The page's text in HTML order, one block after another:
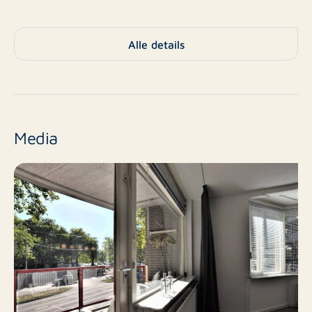
daarin een grote kledingkast.
Huurperiode is minimaal 12 maanden.
De woning is beschikbaar voor maximaal 2 (volwassen)
personen, en biedt geen ruimte voor kinderen.
Huurprijs is inclusief servicekosten en garagebox,
echter exclusief kosten voor gas-, water- en
elektraverbruik, TV + internet en gemeentelijke
belastingen.
Nieuwbouw Nee
Eindniveau Bestaande bouw
Aantal kamers 3
Aantal slaapkamers
Alle details
Media